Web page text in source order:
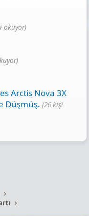
okuyor)
Arctis Nova 3X
Düşmüş. (26 kişi